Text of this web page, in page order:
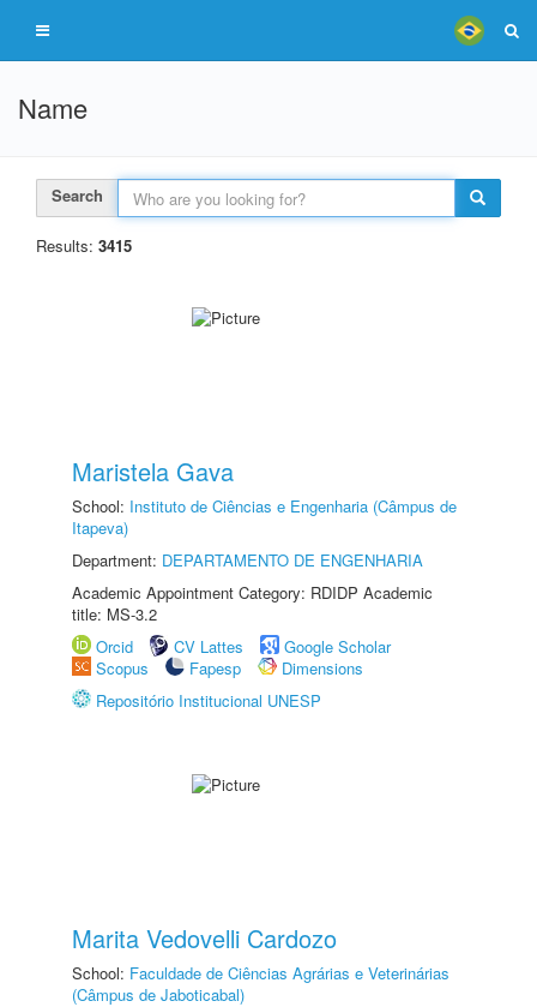
Name
Search
Results: 3415
Maristela Gava
School: Instituto de Ciências e Engenharia (Câmpus de
Itapeva)
Department: DEPARTAMENTO DE ENGENHARIA
Academic Appointment Category: RDIDP Academic
title: MS-3.2
Orcid
CV Lattes
Google Scholar
Scopus
Fapesp
Dimensions
Repositório Institucional UNESP
Marita Vedovelli Cardozo
School: Faculdade de Ciências Agrárias e Veterinárias
(Câmpus de Jaboticabal)